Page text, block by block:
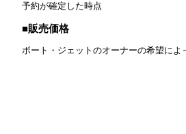
予約が確定した時点
販売価格
ボート・ジェットのオーナーの希望によ